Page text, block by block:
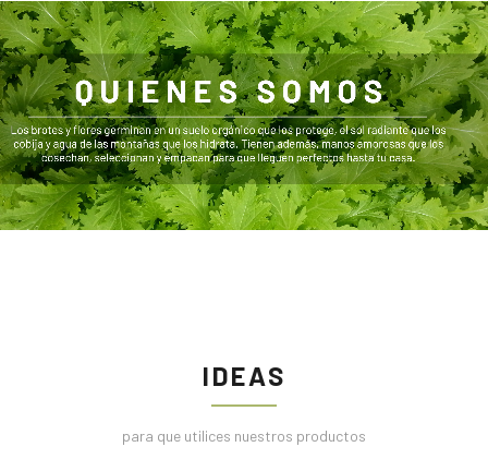
IDEAS
para que utilices nuestros productos